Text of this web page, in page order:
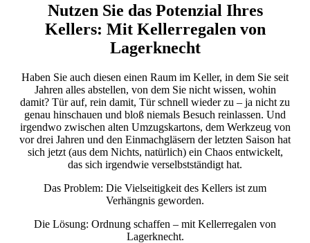
Nutzen Sie das Potenzial Ihres
Kellers: Mit Kellerregalen von
Lagerknecht
Haben Sie auch diesen einen Raum im Keller, in dem Sie seit
Jahren alles abstellen, von dem Sie nicht wissen, wohin
damit? Tür auf, rein damit, Tür schnell wieder zu – ja nicht zu
genau hinschauen und bloß niemals Besuch reinlassen. Und
irgendwo zwischen alten Umzugskartons, dem Werkzeug von
vor drei Jahren und den Einmachgläsern der letzten Saison hat
sich jetzt (aus dem Nichts, natürlich) ein Chaos entwickelt,
das sich irgendwie verselbstständigt hat.
Das Problem: Die Vielseitigkeit des Kellers ist zum
Verhängnis geworden.
Die Lösung: Ordnung schaffen – mit Kellerregalen von
Lagerknecht.